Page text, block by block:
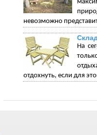
невозможно
На
отдохнуть, если для